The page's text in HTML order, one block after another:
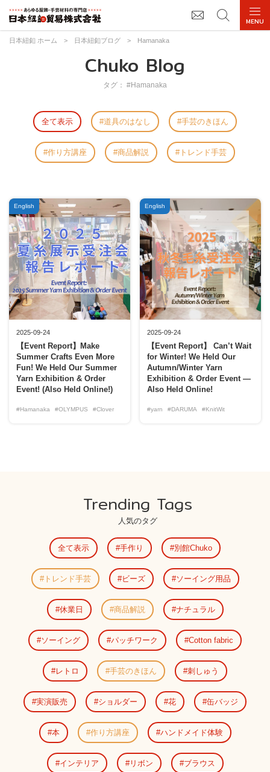
日本紐釦 ホーム > 日本紐釦ブログ > Hamanaka
Chuko Blog
タグ： #Hamanaka
全て表示 道具のはなし 手芸のきほん
作り方講座 商品解説 トレンド手芸
2025-09-24
【Event Report】Make
Summer Crafts Even More
Fun! We Held Our Summer
Yarn Exhibition & Order
Event! (Also Held Online!)
#Hamanaka #OLYMPUS #Clover
English
2025-09-24
【Event Report】 Can’t Wait
for Winter! We Held Our
Autumn/Winter Yarn
Exhibition & Order Event —
Also Held Online!
#yarn #DARUMA #KnitWit
English
Trending Tags
人気のタグ
全て表示 手作り 別館Chuko
トレンド手芸 ビーズ ソーイング用品
休業日 商品解説 ナチュラル
ソーイング パッチワーク Cotton fabric
レトロ 手芸のきほん 刺しゅう
実演販売 ショルダー 花 缶バッジ
本 作り方講座 ハンドメイド体験
インテリア リボン ブラウス